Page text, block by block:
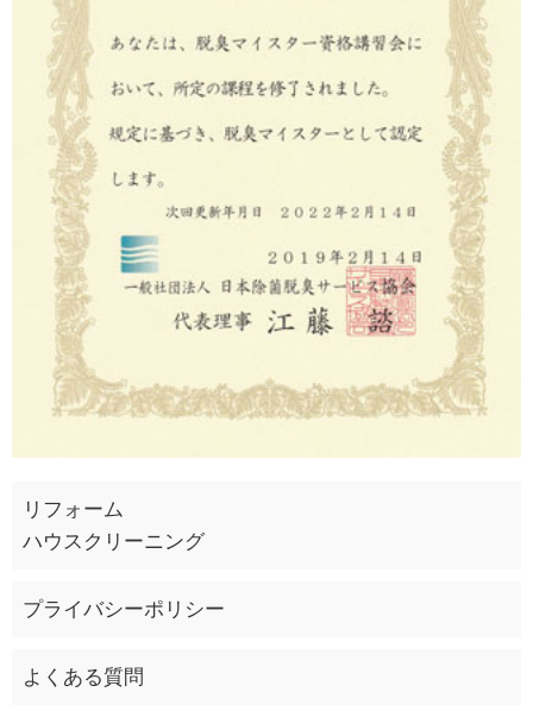
リフォーム
ハウスクリーニング
プライバシーポリシー
よくある質問